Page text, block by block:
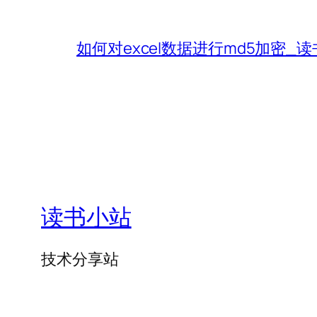
如何对excel数据进行md5加密_读
读书小站
技术分享站